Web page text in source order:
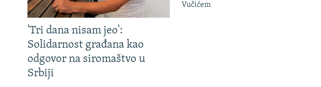
'Tri dana nisam jeo':
Solidarnost građana kao
odgovor na siromaštvo u
Srbiji
Vučićem